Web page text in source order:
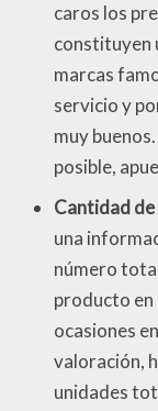
caros los
constituyen
marcas
servicio y
muy
posible,
Cantidad
una
número
producto en
ocasiones
valoración,
unidades